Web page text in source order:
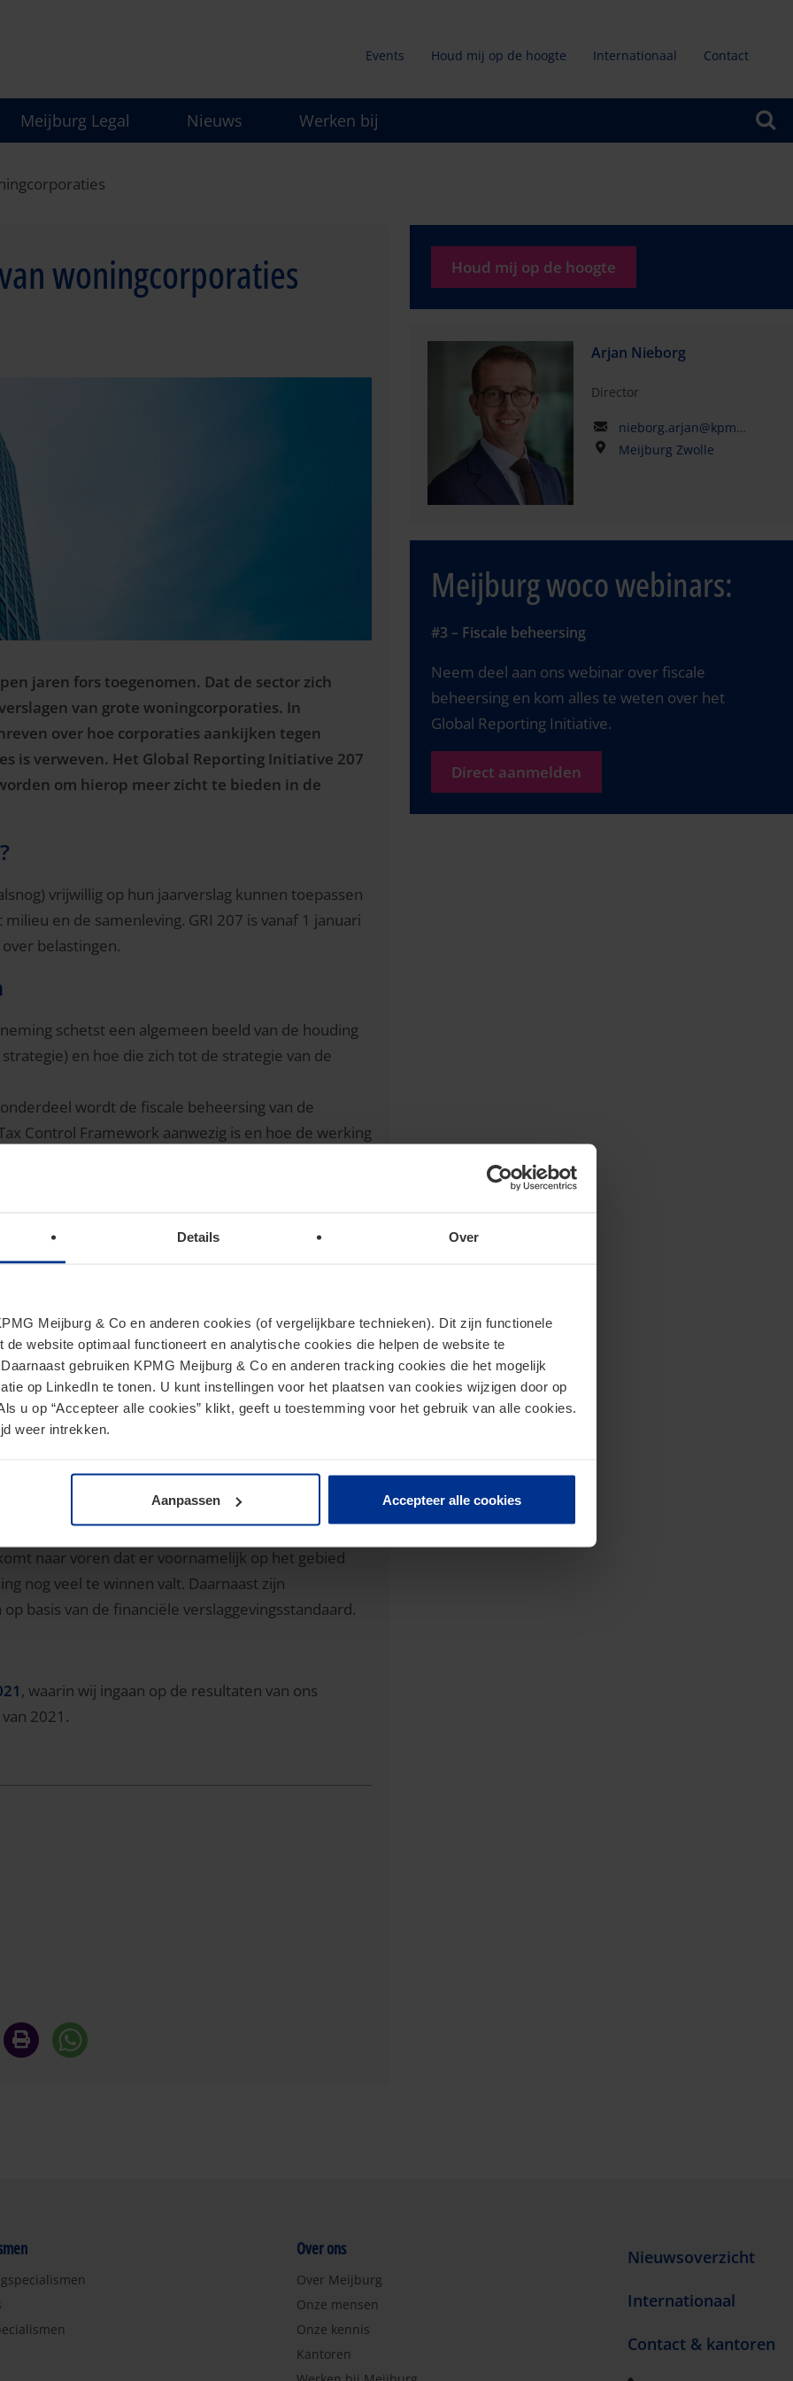
Details Over
Meijburg & Co en anderen cookies (of vergelijkbare technieken). Dit zijn functionele
de website optimaal functioneert en analytische cookies die helpen de website te
gebruiken KPMG Meijburg & Co en anderen tracking cookies die het mogelijk
op LinkedIn te tonen. U kunt instellingen voor het plaatsen van cookies wijzigen door op
u op “Accepteer alle cookies” klikt, geeft u toestemming voor het gebruik van alle cookies.
weer intrekken.
Aanpassen Accepteer alle cookies
Secundair
menu
Events Houd mij op de hoogte Internationaal Contact
Meijburg Legal Nieuws Werken bij
woningcorporaties
jaren fors toegenomen. Dat de sector zich
van grote woningcorporaties. In
over hoe corporaties aankijken tegen
is verweven. Het Global Reporting Initiative 207
om hierop meer zicht te bieden in de
vrijwillig op hun jaarverslag kunnen toepassen
en de samenleving. GRI 207 is vanaf 1 januari
belastingen.
schetst een algemeen beeld van de houding
en hoe die zich tot de strategie van de
wordt de fiscale beheersing van de
Control Framework aanwezig is en hoe de werking
mogelijk invloed geeft op de fiscale positie. Ook
zijn stakeholders mogelijk ook geïnteresseerd in
maatschappelijke rol van woningcorporaties om
Corporaties kunnen daarbij bijvoorbeeld
de verhuurderheffing) heeft op hun
als richtsnoer dienen voor de publieke (of
volgt binnenkort) naar de fiscale posities in de
naar voren dat er voornamelijk op het gebied
nog veel te winnen valt. Daarnaast zijn
basis van de financiële verslaggevingsstandaard.
, waarin wij ingaan op de resultaten van ons
2021.
Houd mij op de hoogte
Arjan Nieborg
Director
nieborg.arjan@kpmg.com
Meijburg Zwolle
Meijburg woco webinars:
#3 – Fiscale beheersing
Neem deel aan ons webinar over fiscale
beheersing en kom alles te weten over het
Global Reporting Initiative.
Direct aanmelden
Over ons
Over Meijburg
Onze mensen
Onze kennis
Kantoren
Nieuwsoverzicht
Internationaal
Contact & kantoren